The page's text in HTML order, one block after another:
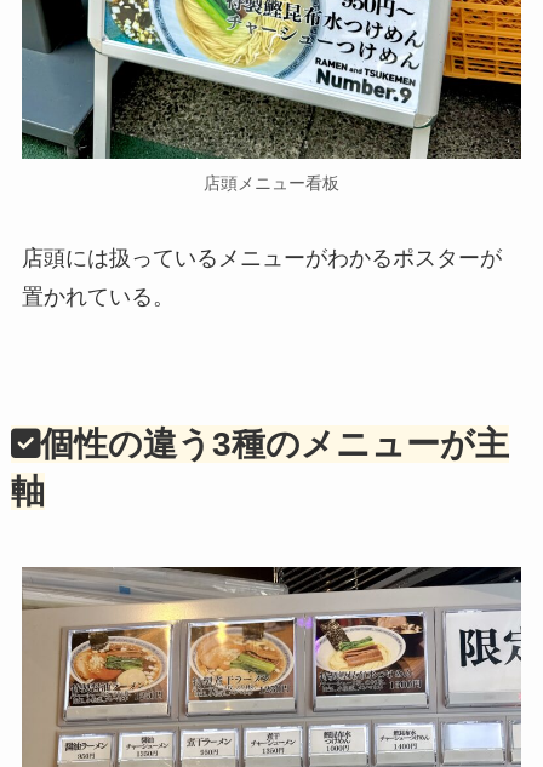
店頭メニュー看板
店頭には扱っているメニューがわかるポスターが
置かれている。
個性の違う3種のメニューが主
軸